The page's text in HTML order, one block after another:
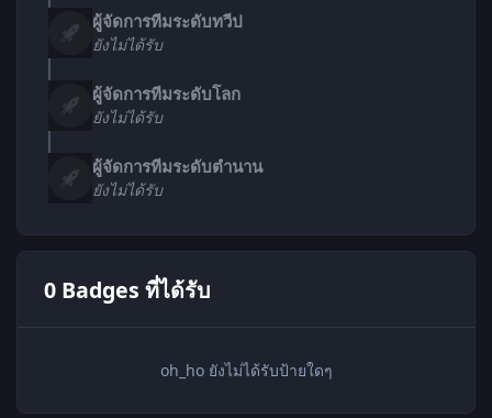
ผู้จัดการทีมระดับทวีป
ยังไม่ได้รับ
ผู้จัดการทีมระดับโลก
ยังไม่ได้รับ
ผู้จัดการทีมระดับตำนาน
ยังไม่ได้รับ
0 Badges ที่ได้รับ
oh_ho ยังไม่ได้รับป้ายใดๆ